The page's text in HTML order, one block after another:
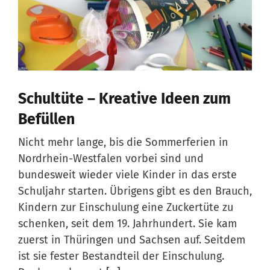
Schultüte – Kreative Ideen zum
Befüllen
Nicht mehr lange, bis die Sommerferien in
Nordrhein-Westfalen vorbei sind und
bundesweit wieder viele Kinder in das erste
Schuljahr starten. Übrigens gibt es den Brauch,
Kindern zur Einschulung eine Zuckertüte zu
schenken, seit dem 19. Jahrhundert. Sie kam
zuerst in Thüringen und Sachsen auf. Seitdem
ist sie fester Bestandteil der Einschulung.